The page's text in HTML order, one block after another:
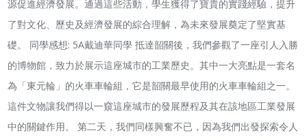
源促進經濟發展。通過這些活動，學生獲得了寶貴的實踐經驗，提升
了對文化、歷史及經濟發展的綜合理解，為未來發展奠定了堅實基
礎。 同學感想: 5A戴迪華同學 抵達韶關後，我們參觀了一座引人入勝
的博物館，致力於展示這座城市的工業歷史。其中一大亮點是一套名
為「東元輪」的火車車輪組，它是韶關最早使用的火車車輪組之一。
這件文物讓我們得以一窺這座城市的發展歷程及其在該地區工業發展
中的關鍵作用。 第二天，我們同樣興奮不已，因為我們出發探索令人